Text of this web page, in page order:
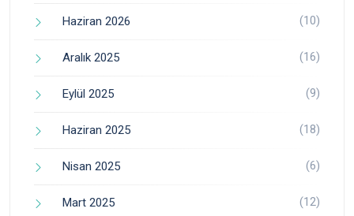
Haziran 2026 (10)
Aralık 2025 (16)
Eylül 2025 (9)
Haziran 2025 (18)
Nisan 2025 (6)
Mart 2025 (12)